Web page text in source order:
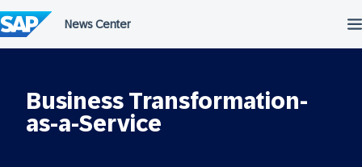
do
treści
Business Transformation-
as-a-Service